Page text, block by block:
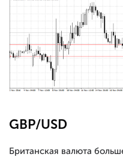
GBP/USD
Британская валюта